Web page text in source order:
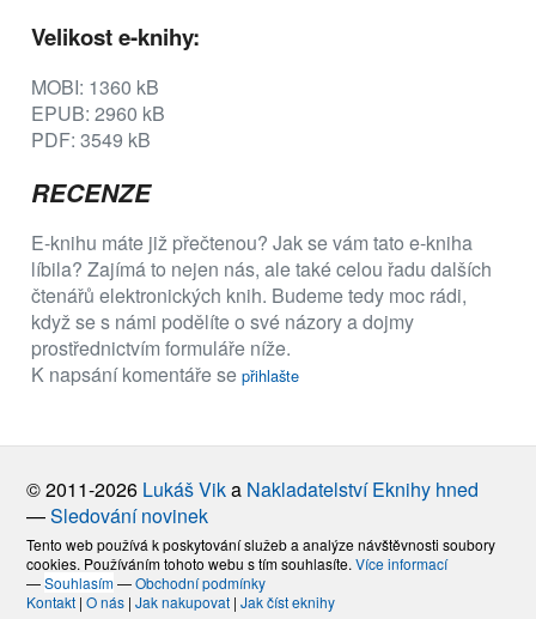
Velikost e-knihy:
MOBI: 1360 kB
EPUB: 2960 kB
PDF: 3549 kB
RECENZE
E-knihu máte již přečtenou? Jak se vám tato e-kniha
líbila? Zajímá to nejen nás, ale také celou řadu dalších
čtenářů elektronických knih. Budeme tedy moc rádi,
když se s námi podělíte o své názory a dojmy
prostřednictvím formuláře níže.
K napsání komentáře se přihlašte
© 2011-2026 Lukáš Vika Nakladatelství Eknihy hned
—Sledování novinek
Tento web používá k poskytování služeb a analýze návštěvnosti soubory
cookies. Používáním tohoto webu s tím souhlasíte.Více informací
—Souhlasím—Obchodní podmínky
Kontakt |O nás |Jak nakupovat |Jak číst eknihy